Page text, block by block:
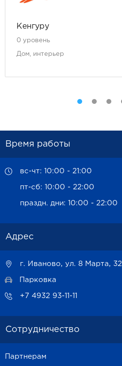
Кенгуру
0 уровень
Дом, интерьер
Время работы
вс-чт: 10:00 - 21:00
пт-сб: 10:00 - 22:00
праздн. дни: 10:00 - 22:00
Адрес
г. Иваново, ул. 8 Марта, 32
Парковка
+7 4932 93-11-11
Сотрудничество
Партнерам